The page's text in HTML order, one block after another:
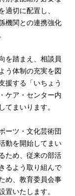
適切に配置し、
機関との連携強化
を踏まえ、相談員
う体制の充実を図
援する「いちょう
ケア・センター内
てまいります。
ーツ・文化芸術団
動を開始してまい
ため、従来の部活
るよう取り組んで
め、教育委員会事
置いたします。